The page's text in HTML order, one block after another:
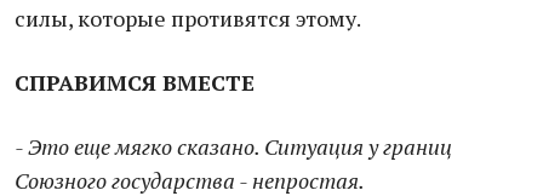
силы, которые противятся этому.
СПРАВИМСЯ ВМЕСТЕ
- Это еще мягко сказано. Ситуация у границ
Союзного государства - непростая.